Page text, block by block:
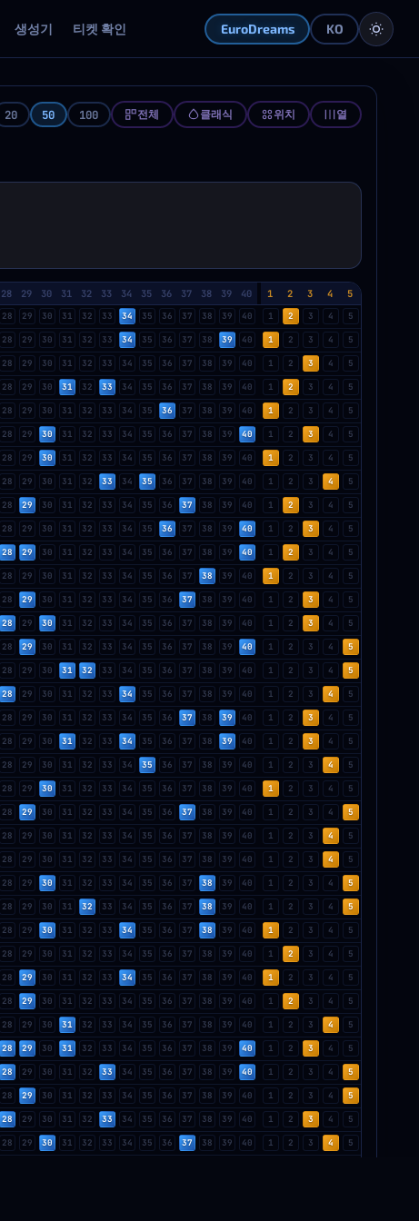
생성기 티켓 확인 EuroDreams KO
20 50 100 전체 클래식 위치 열
28 29 30 31 32 33 34 35 36 37 38 39 40 1 2 3 4
5
28 29 30 31 32 33 34 35 36 37 38 39 40 1 2 3 4 5
28 29 30 31 32 33 34 35 36 37 38 39 40 1 2 3 4 5
28 29 30 31 32 33 34 35 36 37 38 39 40 1 2 3 4 5
28 29 30 31 32 33 34 35 36 37 38 39 40 1 2 3 4 5
28 29 30 31 32 33 34 35 36 37 38 39 40 1 2 3 4 5
28 29 30 31 32 33 34 35 36 37 38 39 40 1 2 3 4 5
28 29 30 31 32 33 34 35 36 37 38 39 40 1 2 3 4 5
28 29 30 31 32 33 34 35 36 37 38 39 40 1 2 3 4 5
28 29 30 31 32 33 34 35 36 37 38 39 40 1 2 3 4 5
28 29 30 31 32 33 34 35 36 37 38 39 40 1 2 3 4 5
28 29 30 31 32 33 34 35 36 37 38 39 40 1 2 3 4 5
28 29 30 31 32 33 34 35 36 37 38 39 40 1 2 3 4 5
28 29 30 31 32 33 34 35 36 37 38 39 40 1 2 3 4 5
28 29 30 31 32 33 34 35 36 37 38 39 40 1 2 3 4 5
28 29 30 31 32 33 34 35 36 37 38 39 40 1 2 3 4 5
28 29 30 31 32 33 34 35 36 37 38 39 40 1 2 3 4 5
28 29 30 31 32 33 34 35 36 37 38 39 40 1 2 3 4 5
28 29 30 31 32 33 34 35 36 37 38 39 40 1 2 3 4 5
28 29 30 31 32 33 34 35 36 37 38 39 40 1 2 3 4 5
28 29 30 31 32 33 34 35 36 37 38 39 40 1 2 3 4 5
28 29 30 31 32 33 34 35 36 37 38 39 40 1 2 3 4 5
28 29 30 31 32 33 34 35 36 37 38 39 40 1 2 3 4 5
28 29 30 31 32 33 34 35 36 37 38 39 40 1 2 3 4 5
28 29 30 31 32 33 34 35 36 37 38 39 40 1 2 3 4 5
28 29 30 31 32 33 34 35 36 37 38 39 40 1 2 3 4 5
28 29 30 31 32 33 34 35 36 37 38 39 40 1 2 3 4 5
28 29 30 31 32 33 34 35 36 37 38 39 40 1 2 3 4 5
28 29 30 31 32 33 34 35 36 37 38 39 40 1 2 3 4 5
28 29 30 31 32 33 34 35 36 37 38 39 40 1 2 3 4 5
28 29 30 31 32 33 34 35 36 37 38 39 40 1 2 3 4 5
28 29 30 31 32 33 34 35 36 37 38 39 40 1 2 3 4 5
28 29 30 31 32 33 34 35 36 37 38 39 40 1 2 3 4 5
28 29 30 31 32 33 34 35 36 37 38 39 40 1 2 3 4 5
28 29 30 31 32 33 34 35 36 37 38 39 40 1 2 3 4 5
28 29 30 31 32 33 34 35 36 37 38 39 40 1 2 3 4 5
28 29 30 31 32 33 34 35 36 37 38 39 40 1 2 3 4 5